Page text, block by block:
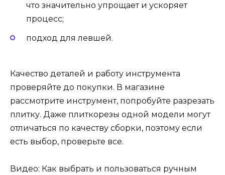
что значительно упрощает и ускоряет
процесс;
подход для левшей.
Качество деталей и работу инструмента
проверяйте до покупки. В магазине
рассмотрите инструмент, попробуйте разрезать
плитку. Даже плиткорезы одной модели могут
отличаться по качеству сборки, поэтому если
есть выбор, проверьте все.
Видео: Как выбрать и пользоваться ручным